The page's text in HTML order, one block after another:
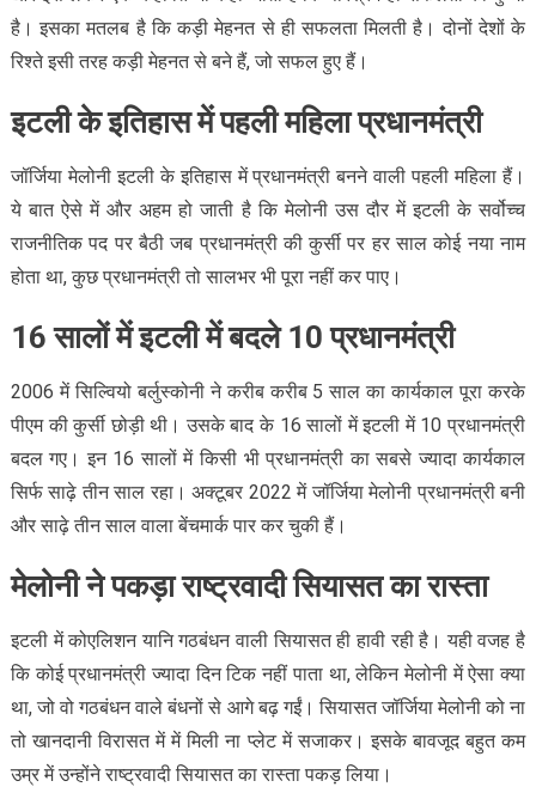
है। इसका मतलब है कि कड़ी मेहनत से ही सफलता मिलती है। दोनों देशों के
रिश्ते इसी तरह कड़ी मेहनत से बने हैं, जो सफल हुए हैं।
इटली के इतिहास में पहली महिला प्रधानमंत्री
जॉर्जिया मेलोनी इटली के इतिहास में प्रधानमंत्री बनने वाली पहली महिला हैं।
ये बात ऐसे में और अहम हो जाती है कि मेलोनी उस दौर में इटली के सर्वोच्च
राजनीतिक पद पर बैठी जब प्रधानमंत्री की कुर्सी पर हर साल कोई नया नाम
होता था, कुछ प्रधानमंत्री तो सालभर भी पूरा नहीं कर पाए।
16 सालों में इटली में बदले 10 प्रधानमंत्री
2006 में सिल्वियो बर्लुस्कोनी ने करीब करीब 5 साल का कार्यकाल पूरा करके
पीएम की कुर्सी छोड़ी थी। उसके बाद के 16 सालों में इटली में 10 प्रधानमंत्री
बदल गए। इन 16 सालों में किसी भी प्रधानमंत्री का सबसे ज्यादा कार्यकाल
सिर्फ साढ़े तीन साल रहा। अक्टूबर 2022 में जॉर्जिया मेलोनी प्रधानमंत्री बनी
और साढ़े तीन साल वाला बेंचमार्क पार कर चुकी हैं।
मेलोनी ने पकड़ा राष्ट्रवादी सियासत का रास्ता
इटली में कोएलिशन यानि गठबंधन वाली सियासत ही हावी रही है। यही वजह है
कि कोई प्रधानमंत्री ज्यादा दिन टिक नहीं पाता था, लेकिन मेलोनी में ऐसा क्या
था, जो वो गठबंधन वाले बंधनों से आगे बढ़ गईं। सियासत जॉर्जिया मेलोनी को ना
तो खानदानी विरासत में में मिली ना प्लेट में सजाकर। इसके बावजूद बहुत कम
उम्र में उन्होंने राष्ट्रवादी सियासत का रास्ता पकड़ लिया।